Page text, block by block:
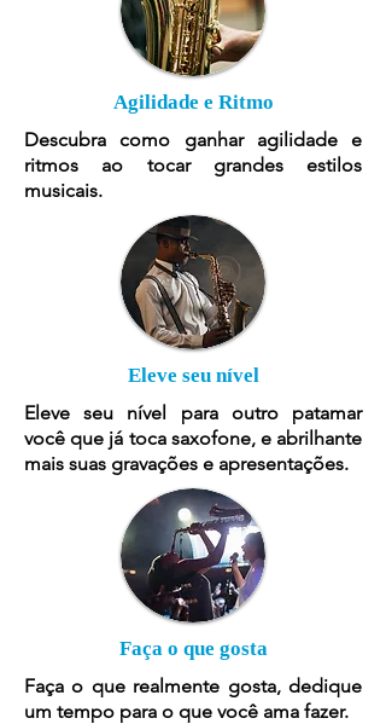
Agilidade e Ritmo
Descubra como ganhar agilidade e
ritmos ao tocar grandes estilos
musicais.
Eleve seu nível
Eleve seu nível para outro patamar
você que já toca saxofone, e abrilhante
mais suas gravações e apresentações.
Faça o que gosta
Faça o que realmente gosta, dedique
um tempo para o que você ama fazer.